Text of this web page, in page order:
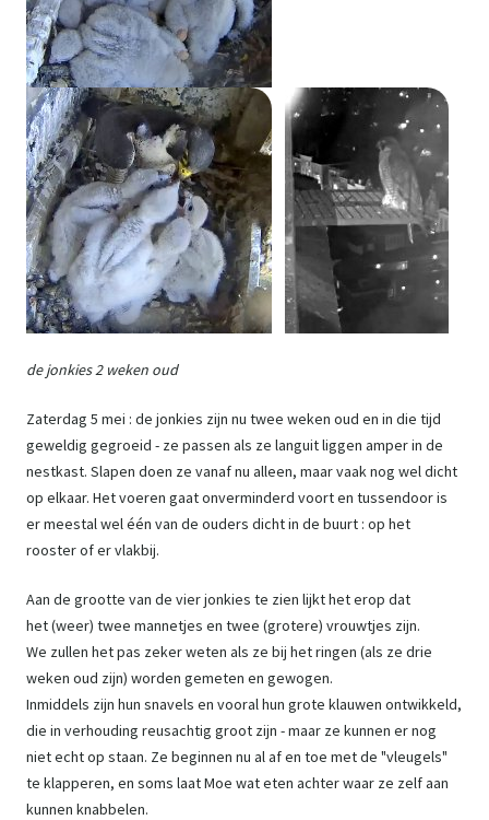
de jonkies 2 weken oud
Zaterdag 5 mei : de jonkies zijn nu twee weken oud en in die tijd
geweldig gegroeid - ze passen als ze languit liggen amper in de
nestkast. Slapen doen ze vanaf nu alleen, maar vaak nog wel dicht
op elkaar. Het voeren gaat onverminderd voort en tussendoor is
er meestal wel één van de ouders dicht in de buurt : op het
rooster of er vlakbij.
Aan de grootte van de vier jonkies te zien lijkt het erop dat
het (weer) twee mannetjes en twee (grotere) vrouwtjes zijn.
We zullen het pas zeker weten als ze bij het ringen (als ze drie
weken oud zijn) worden gemeten en gewogen.
Inmiddels zijn hun snavels en vooral hun grote klauwen ontwikkeld,
die in verhouding reusachtig groot zijn - maar ze kunnen er nog
niet echt op staan. Ze beginnen nu al af en toe met de "vleugels"
te klapperen, en soms laat Moe wat eten achter waar ze zelf aan
kunnen knabbelen.